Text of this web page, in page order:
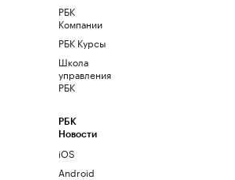
РБК
Компании
РБК Курсы
Школа
управления
РБК
РБК
Новости
iOS
Android